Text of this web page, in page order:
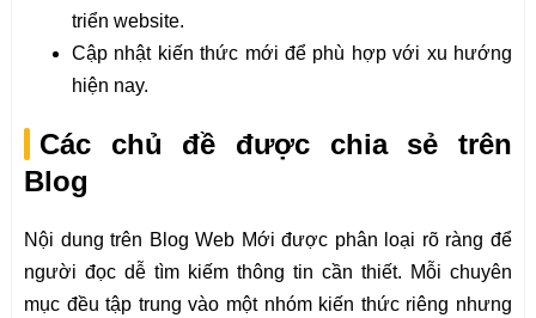
triển website.
Cập nhật kiến thức mới để phù hợp với xu hướng
hiện nay.
Các chủ đề được chia sẻ trên
Blog
Nội dung trên Blog Web Mới được phân loại rõ ràng để
người đọc dễ tìm kiếm thông tin cần thiết. Mỗi chuyên
mục đều tập trung vào một nhóm kiến thức riêng nhưng